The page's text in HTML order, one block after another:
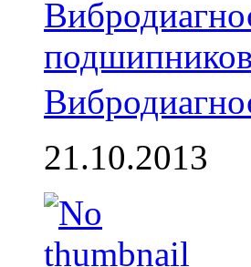
21.10.2013